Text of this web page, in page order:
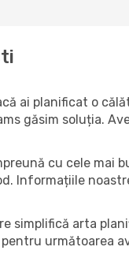
ai planificat o
găsim soluția.
cu cele mai
Informațiile
simplifică arta
următoarea